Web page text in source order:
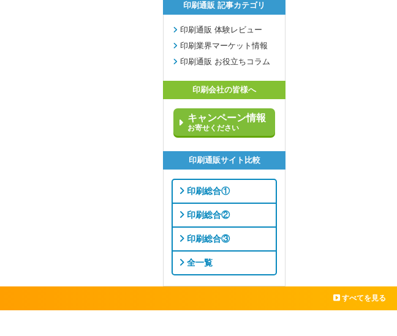
印刷通販 記事カテゴリ
印刷通販 体験レビュー
印刷業界マーケット情報
印刷通販 お役立ちコラム
印刷会社の皆様へ
キャンペーン情報
お寄せください
印刷通販サイト比較
印刷総合①
印刷総合②
印刷総合③
全一覧
すべてを見る